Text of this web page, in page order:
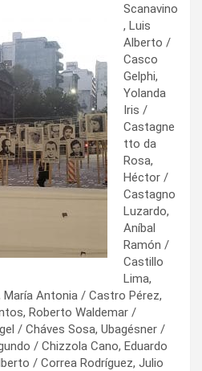
Scanavino
, Luis
Alberto /
Casco
Gelphi,
Yolanda
Iris /
Castagne
tto da
Rosa,
Héctor /
Castagno
Luzardo,
Aníbal
Ramón /
Castillo
Lima,
Antonia / Castro Pérez,
Roberto Waldemar /
/ Cháves Sosa, Ubagésner /
/ Chizzola Cano, Eduardo
/ Correa Rodríguez, Julio